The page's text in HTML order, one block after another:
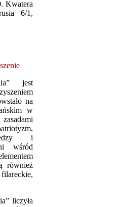
Kwatera
6/1,
jest
na
w
i
wśród
również
liczyła